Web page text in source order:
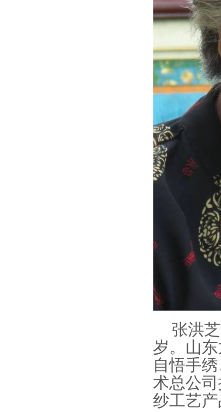
张洪芝
岁。山
自悟手
术总公
纱工艺